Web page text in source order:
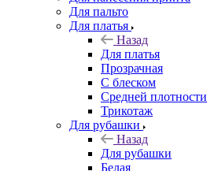
Для пальто
Для платья
Назад
Для платья
Прозрачная
С блеском
Средней плотности
Трикотаж
Для рубашки
Назад
Для рубашки
Белая